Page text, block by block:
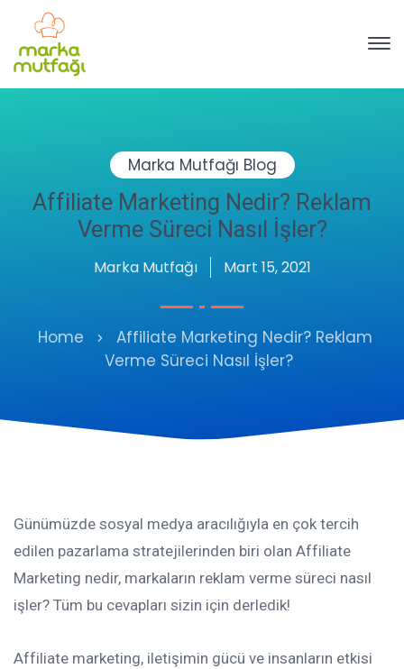
Marka Mutfağı Blog
Affiliate Marketing Nedir? Reklam
Verme Süreci Nasıl İşler?
Marka Mutfağı Mart 15, 2021
Home
Affiliate Marketing Nedir? Reklam
Verme Süreci Nasıl İşler?
Günümüzde sosyal medya aracılığıyla en çok tercih
edilen pazarlama stratejilerinden biri olan Affiliate
Marketing nedir, markaların reklam verme süreci nasıl
işler? Tüm bu cevapları sizin için derledik!
Affiliate marketing, iletişimin gücü ve insanların etkisi